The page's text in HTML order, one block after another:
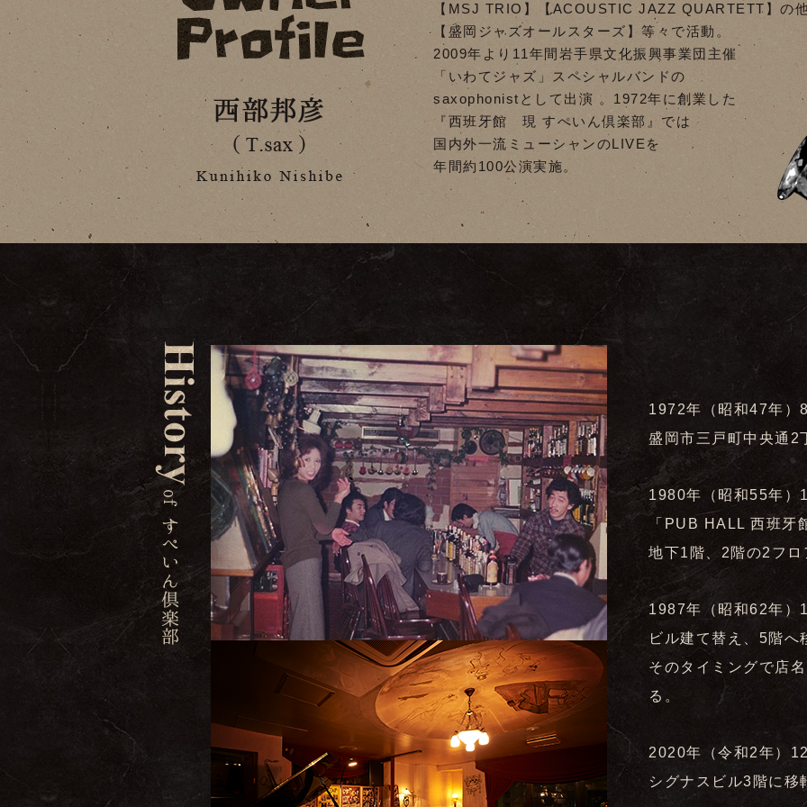
【MSJ TRIO】【ACOUSTIC JAZZ QUARTETT】の
【盛岡ジャズオールスターズ】等々で活動。
2009年より11年間岩手県文化振興事業団主催
「いわてジャズ」スペシャルバンドの
saxophonistとして出演 。1972年に創業した
『西班牙館 現 すぺいん倶楽部』では
国内外一流ミューシャンのLIVEを
年間約100公演実施。
1972年（昭和47年）
盛岡市三戸町中央通2
1980年（昭和55年）
「PUB HALL 西班牙
地下1階、2階の2フ
1987年（昭和62年）
ビル建て替え、5階へ
そのタイミングで店
る。
2020年（令和2年）
シグナスビル3階に移